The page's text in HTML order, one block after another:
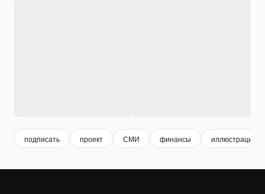
подписать проект СМИ финансы иллюстрация